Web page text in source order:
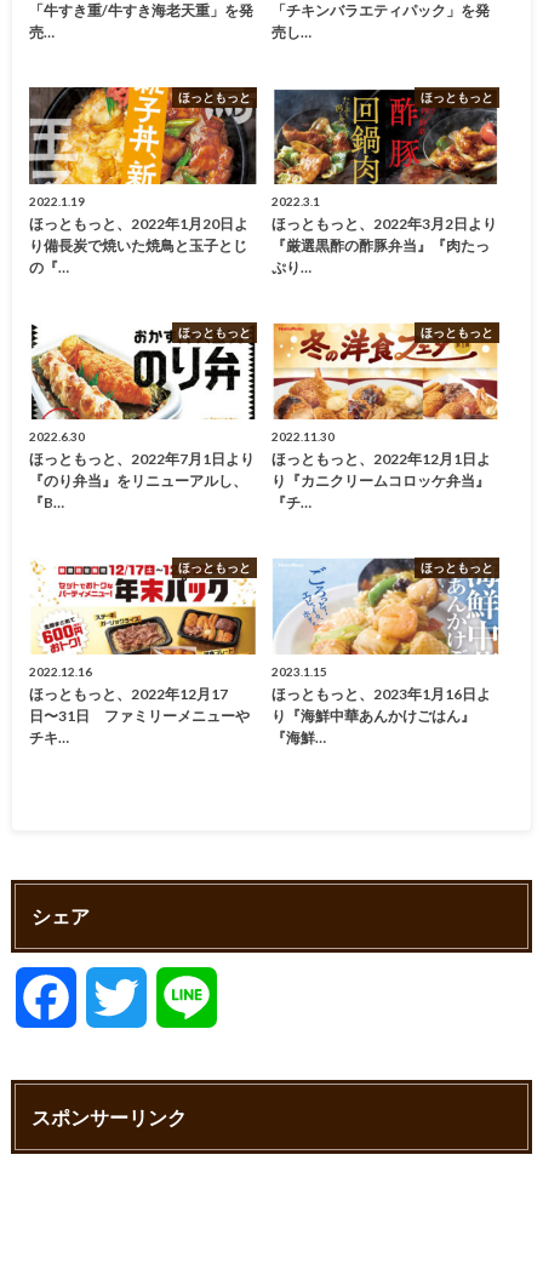
「牛すき重/牛すき海老天重」を発
売…
「チキンバラエティパック」を発
売し…
ほっともっと
2022.1.19
ほっともっと、2022年1月20日よ
り備長炭で焼いた焼鳥と玉子とじ
の『…
ほっともっと
2022.3.1
ほっともっと、2022年3月2日より
『厳選黒酢の酢豚弁当』『肉たっ
ぷり…
ほっともっと
2022.6.30
ほっともっと、2022年7月1日より
『のり弁当』をリニューアルし、
『B…
ほっともっと
2022.11.30
ほっともっと、2022年12月1日よ
り『カニクリームコロッケ弁当』
『チ…
ほっともっと
2022.12.16
ほっともっと、2022年12月17
日〜31日 ファミリーメニューや
チキ…
ほっともっと
2023.1.15
ほっともっと、2023年1月16日よ
り『海鮮中華あんかけごはん』
『海鮮…
シェア
c i
スポンサーリンク